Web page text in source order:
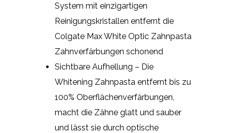
System mit einzigartigen
Reinigungskristallen entfernt die
Colgate Max White Optic Zahnpasta
Zahnverfärbungen schonend
Sichtbare Aufhellung – Die
Whitening Zahnpasta entfernt bis zu
100% Oberflächenverfärbungen,
macht die Zähne glatt und sauber
und lässt sie durch optische